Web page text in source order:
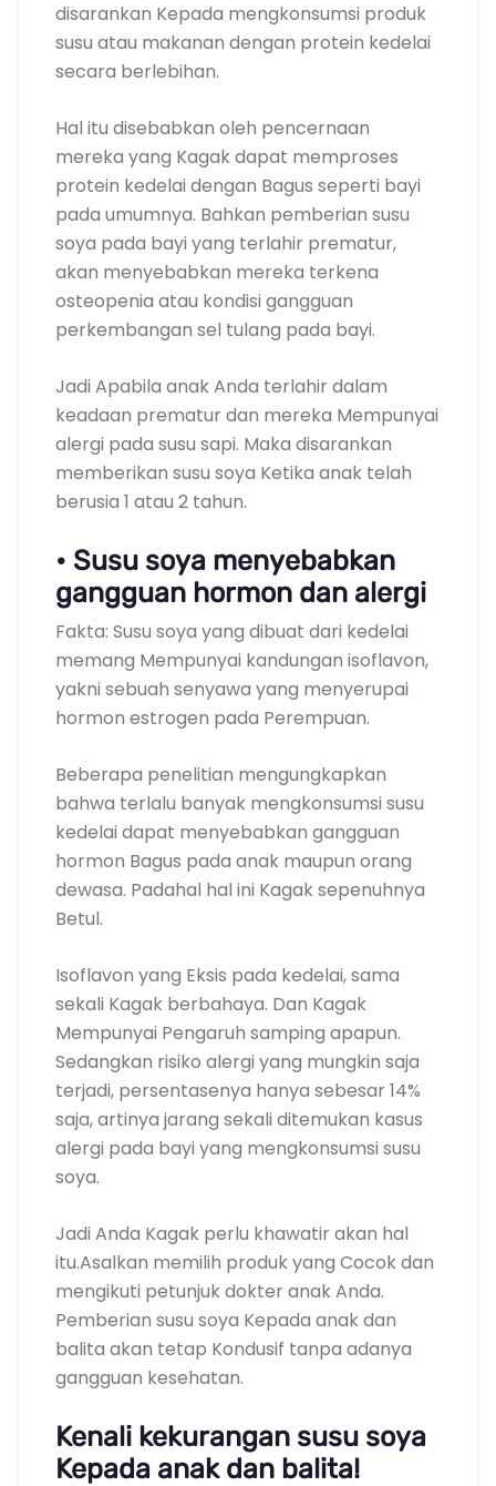
disarankan Kepada mengkonsumsi produk
susu atau makanan dengan protein kedelai
secara berlebihan.
Hal itu disebabkan oleh pencernaan
mereka yang Kagak dapat memproses
protein kedelai dengan Bagus seperti bayi
pada umumnya. Bahkan pemberian susu
soya pada bayi yang terlahir prematur,
akan menyebabkan mereka terkena
osteopenia atau kondisi gangguan
perkembangan sel tulang pada bayi.
Jadi Apabila anak Anda terlahir dalam
keadaan prematur dan mereka Mempunyai
alergi pada susu sapi. Maka disarankan
memberikan susu soya Ketika anak telah
berusia 1 atau 2 tahun.
• Susu soya menyebabkan
gangguan hormon dan alergi
Fakta: Susu soya yang dibuat dari kedelai
memang Mempunyai kandungan isoflavon,
yakni sebuah senyawa yang menyerupai
hormon estrogen pada Perempuan.
Beberapa penelitian mengungkapkan
bahwa terlalu banyak mengkonsumsi susu
kedelai dapat menyebabkan gangguan
hormon Bagus pada anak maupun orang
dewasa. Padahal hal ini Kagak sepenuhnya
Betul.
Isoflavon yang Eksis pada kedelai, sama
sekali Kagak berbahaya. Dan Kagak
Mempunyai Pengaruh samping apapun.
Sedangkan risiko alergi yang mungkin saja
terjadi, persentasenya hanya sebesar 14%
saja, artinya jarang sekali ditemukan kasus
alergi pada bayi yang mengkonsumsi susu
soya.
Jadi Anda Kagak perlu khawatir akan hal
itu.Asalkan memilih produk yang Cocok dan
mengikuti petunjuk dokter anak Anda.
Pemberian susu soya Kepada anak dan
balita akan tetap Kondusif tanpa adanya
gangguan kesehatan.
Kenali kekurangan susu soya
Kepada anak dan balita!